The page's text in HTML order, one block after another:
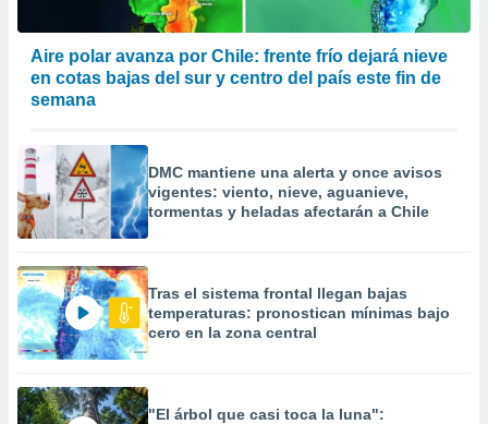
Aire polar avanza por Chile: frente frío dejará nieve
en cotas bajas del sur y centro del país este fin de
semana
DMC mantiene una alerta y once avisos
vigentes: viento, nieve, aguanieve,
tormentas y heladas afectarán a Chile
Tras el sistema frontal llegan bajas
temperaturas: pronostican mínimas bajo
cero en la zona central
"El árbol que casi toca la luna":